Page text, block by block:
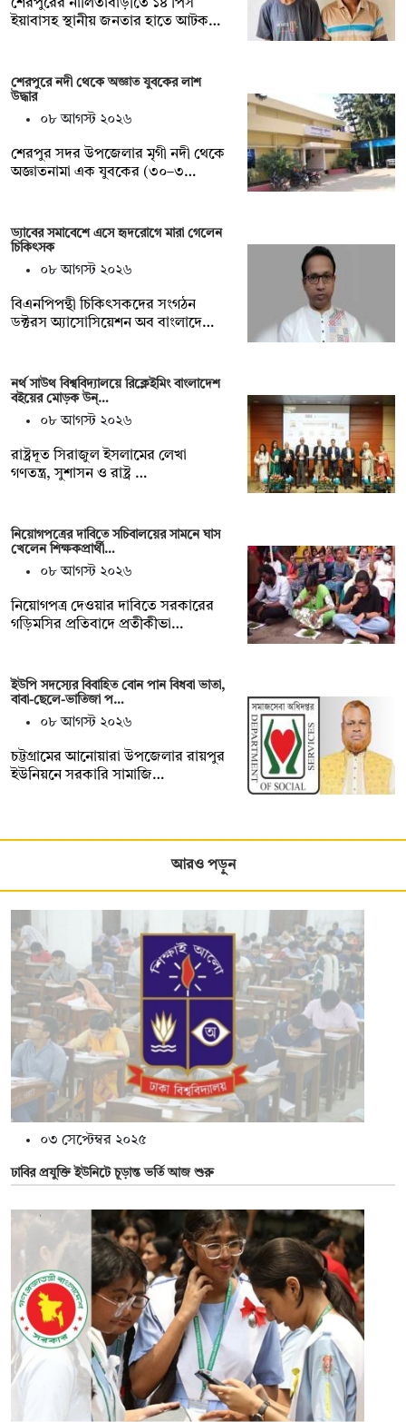
শেরপুরের নালিতাবাড়ীতে ১৪ পিস
ইয়াবাসহ স্থানীয় জনতার হাতে আটক…
শেরপুরে নদী থেকে অজ্ঞাত যুবকের লাশ
উদ্ধার
০৮ আগস্ট ২০২৬
শেরপুর সদর উপজেলার মৃগী নদী থেকে
অজ্ঞাতনামা এক যুবকের (৩০–৩…
ড্যাবের সমাবেশে এসে হৃদরোগে মারা গেলেন
চিকিৎসক
০৮ আগস্ট ২০২৬
বিএনপিপন্থী চিকিৎসকদের সংগঠন
ডক্টরস অ্যাসোসিয়েশন অব বাংলাদে…
নর্থ সাউথ বিশ্ববিদ্যালয়ে রিক্লেইমিং বাংলাদেশ
বইয়ের মোড়ক উন্…
০৮ আগস্ট ২০২৬
রাষ্ট্রদূত সিরাজুল ইসলামের লেখা
গণতন্ত্র, সুশাসন ও রাষ্ট্র …
নিয়োগপত্রের দাবিতে সচিবালয়ের সামনে ঘাস
খেলেন শিক্ষকপ্রার্থী…
০৮ আগস্ট ২০২৬
নিয়োগপত্র দেওয়ার দাবিতে সরকারের
গড়িমসির প্রতিবাদে প্রতীকীভা…
ইউপি সদস্যের বিবাহিত বোন পান বিধবা ভাতা,
বাবা-ছেলে-ভাতিজা প…
০৮ আগস্ট ২০২৬
চট্টগ্রামের আনোয়ারা উপজেলার রায়পুর
ইউনিয়নে সরকারি সামাজি…
আরও পড়ুন
০৩ সেপ্টেম্বর ২০২৫
ঢাবির প্রযুক্তি ইউনিটে চূড়ান্ত ভর্তি আজ শুরু